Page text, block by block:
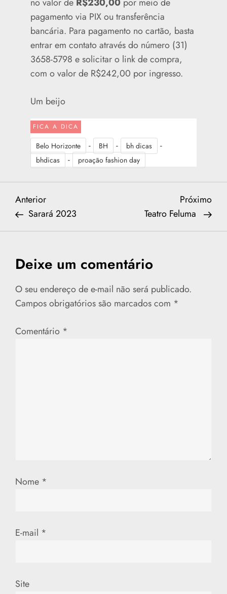
pagamento via PIX ou transferência
bancária. Para pagamento no cartão, basta
entrar em contato através do número (31)
3658-5798 e solicitar o link de compra,
com o valor de R$242,00 por ingresso.
Um beijo
FICA A DICA
Belo Horizonte - BH - bh dicas -
bhdicas - proação fashion day
N
a
e
g
a
o
t
Previous
Post
Anterior
Sarará 2023
Post
Próximo
Teatro Feluma
Deixe um comentário
O seu endereço de e-mail não será publicado.
Campos obrigatórios são marcados com *
Comentário *
Nome *
E-mail *
Site